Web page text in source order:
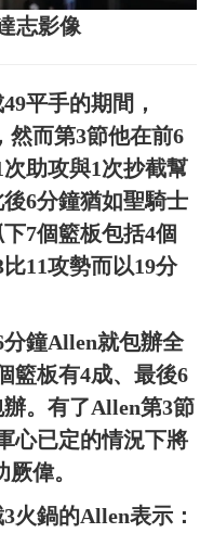
志影像
平手的期間，
然而第3節他在前6
助攻與1次抄截幫
6分鐘猶如聖騎士
7個籃板包括4個
11攻勢而以19分
鐘Allen就包辦全
籃板有4成、最後6
。有了Allen第3節
心已定的情況下將
偉。
火鍋的Allen表示：